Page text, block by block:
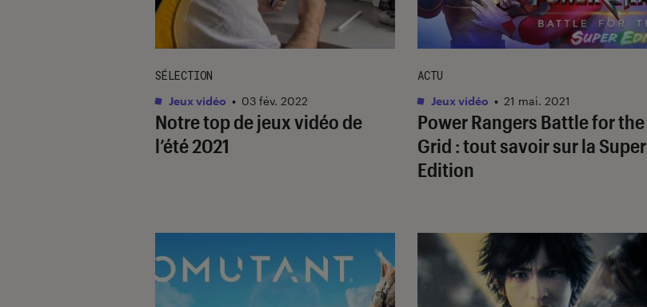
Notre top de jeux vidéo de
l’été 2021
SÉLECTION
Jeux vidéo • 03 fév. 2022
Power Rangers Battle for the
Grid : tout savoir sur la Super
Edition
ACTU
Jeux vidéo • 21 mai. 2021